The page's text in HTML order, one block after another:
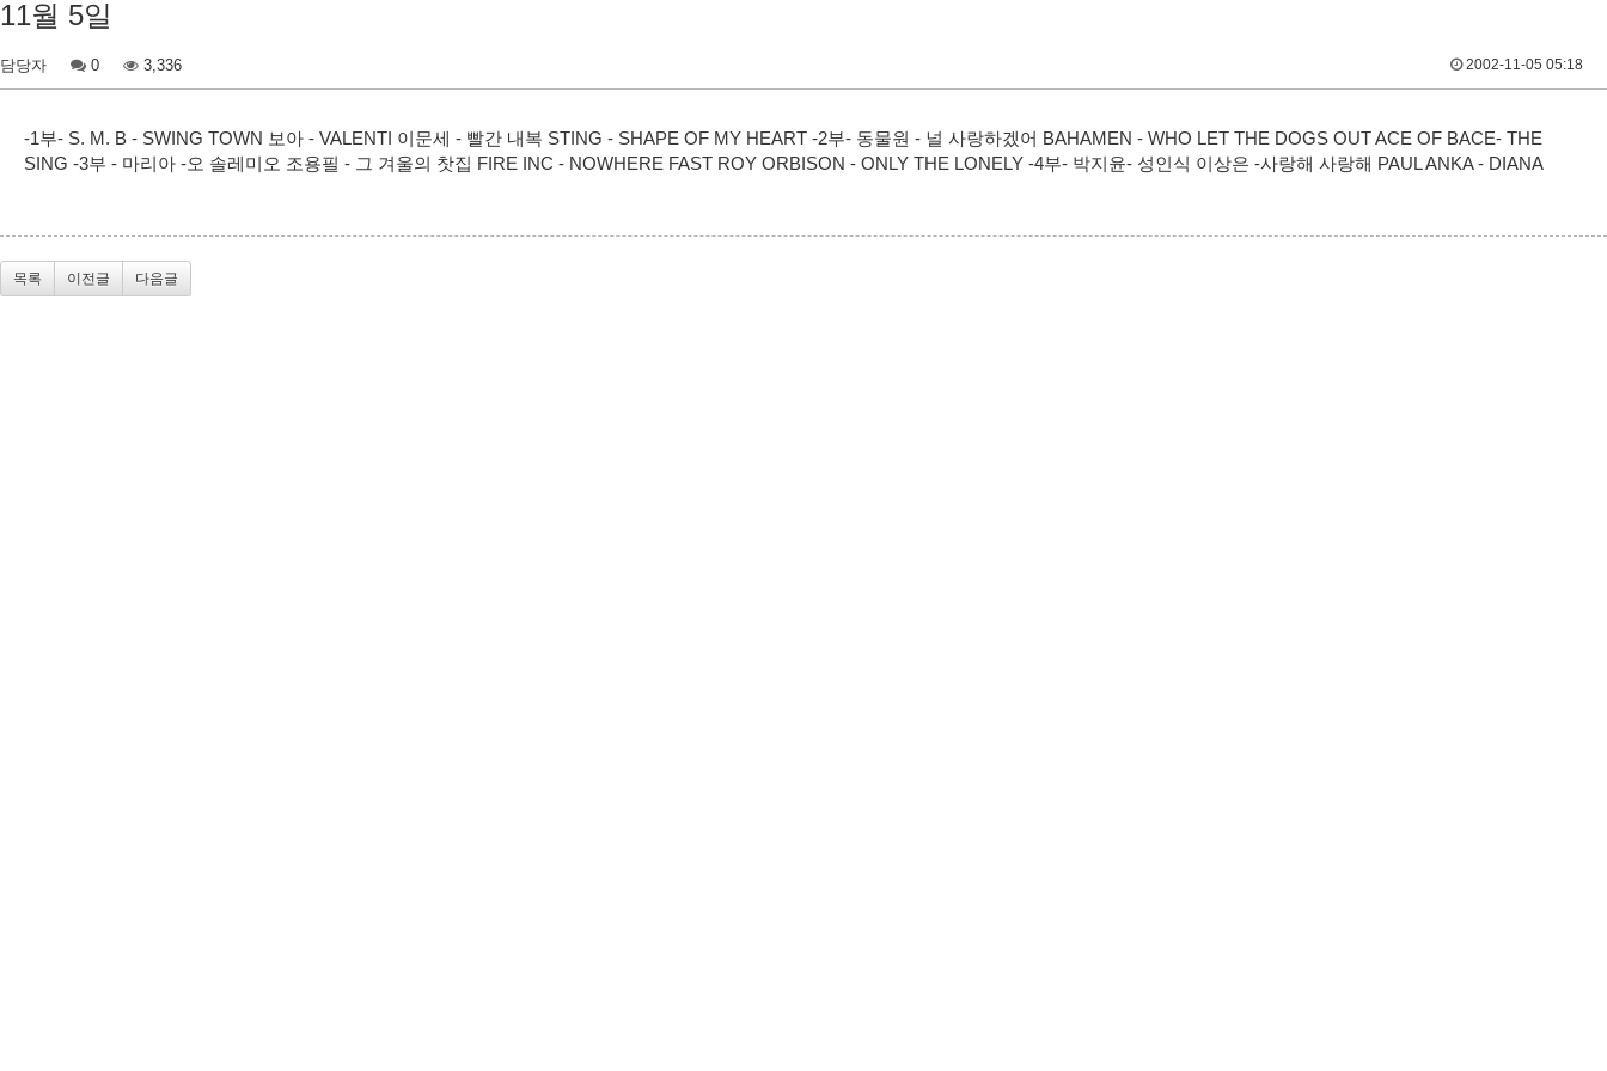
11월 5일
담당자 0 3,336 2002-11-05 05:18
-1부- S. M. B - SWING TOWN 보아 - VALENTI 이문세 - 빨간 내복 STING - SHAPE OF MY HEART -2부- 동물원 - 널 사랑하겠어 BAHAMEN - WHO LET THE DOGS OUT ACE OF BACE- THE
SING -3부 - 마리아 -오 솔레미오 조용필 - 그 겨울의 찻집 FIRE INC - NOWHERE FAST ROY ORBISON - ONLY THE LONELY -4부- 박지윤- 성인식 이상은 -사랑해 사랑해 PAUL ANKA - DIANA
목록 이전글 다음글